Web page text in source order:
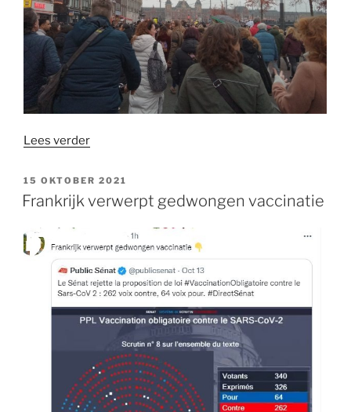
Lees verder“Afgelast?”
GEPLAATST
OP
15 OKTOBER 2021
Frankrijk verwerpt gedwongen vaccinatie